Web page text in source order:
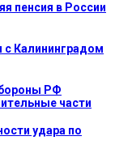
пенсия в России
с Калининградом
РФ
части
удара по